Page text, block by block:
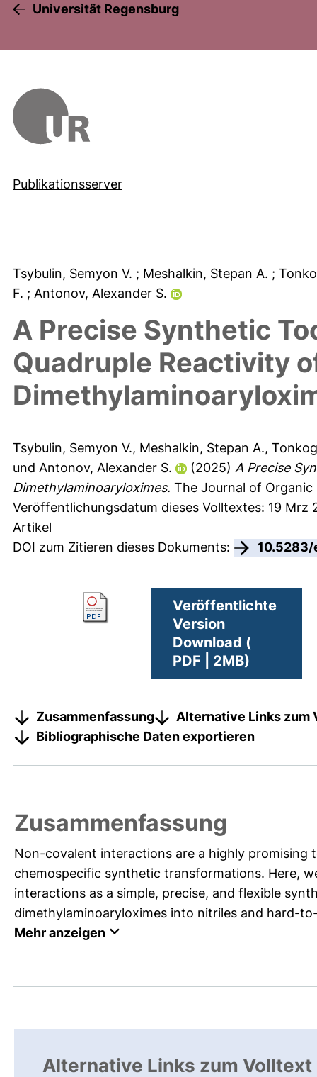
Universität Regensburg
Publikationsserver
Tsybulin, Semyon V. ; Meshalkin, Stepan A. ;
F. ; Antonov, Alexander S.
A Precise Synthetic
Quadruple Reactivity
Tsybulin, Semyon V., Meshalkin, Stepan A.,
und Antonov, Alexander S. (2025) A Precise
Dimethylaminoaryloximes. The Journal of Organic
Veröffentlichungsdatum dieses Volltextes: 19 Mrz
Artikel
DOI zum Zitieren dieses Dokuments:
10.5283/
Veröffentlichte
Version
Download (
PDF | 2MB)
Zusammenfassung
Alternative Links zum
Bibliographische Daten exportieren
Zusammenfassung
Non-covalent interactions are a highly
chemospecific synthetic transformations. Here,
interactions as a simple, precise, and flexible
dimethylaminoaryloximes into nitriles and hard-
Mehr anzeigen
Alternative Links zum Volltext